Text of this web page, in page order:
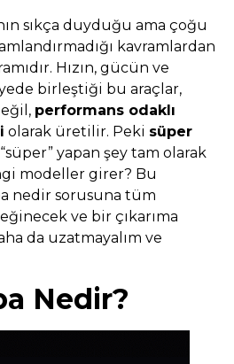
sıkça duyduğu ama çoğu
kavramlardan
Hızın, gücün ve
birleştiği bu araçlar,
performans odaklı
olarak üretilir. Peki süper
“süper” yapan şey tam olarak
modeller girer? Bu
nedir sorusuna tüm
ve bir çıkarıma
da uzatmayalım ve
Nedir?